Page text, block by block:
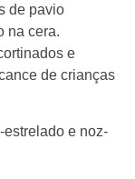
de pavio
na cera.
e
de crianças
estrelado e noz-